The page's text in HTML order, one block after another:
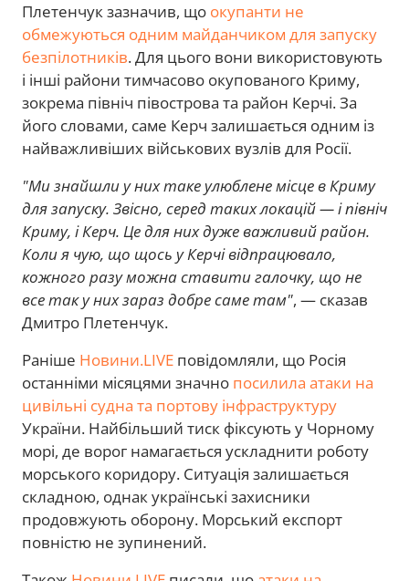
Плетенчук зазначив, що окупанти не
обмежуються одним майданчиком для запуску
безпілотників. Для цього вони використовують
і інші райони тимчасово окупованого Криму,
зокрема північ півострова та район Керчі. За
його словами, саме Керч залишається одним із
найважливіших військових вузлів для Росії.
"Ми знайшли у них таке улюблене місце в Криму
для запуску. Звісно, серед таких локацій — і північ
Криму, і Керч. Це для них дуже важливий район.
Коли я чую, що щось у Керчі відпрацювало,
кожного разу можна ставити галочку, що не
все так у них зараз добре саме там", — сказав
Дмитро Плетенчук.
Раніше Новини.LIVE повідомляли, що Росія
останніми місяцями значно посилила атаки на
цивільні судна та портову інфраструктуру
України. Найбільший тиск фіксують у Чорному
морі, де ворог намагається ускладнити роботу
морського коридору. Ситуація залишається
складною, однак українські захисники
продовжують оборону. Морський експорт
повністю не зупинений.